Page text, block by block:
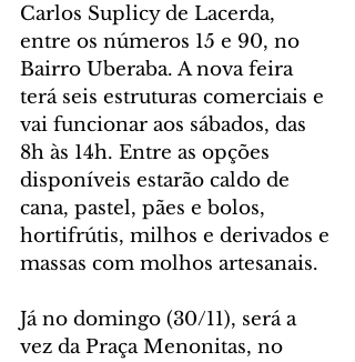
Carlos Suplicy de Lacerda,
entre os números 15 e 90, no
Bairro Uberaba. A nova feira
terá seis estruturas comerciais e
vai funcionar aos sábados, das
8h às 14h. Entre as opções
disponíveis estarão caldo de
cana, pastel, pães e bolos,
hortifrútis, milhos e derivados e
massas com molhos artesanais.
Já no domingo (30/11), será a
vez da Praça Menonitas, no